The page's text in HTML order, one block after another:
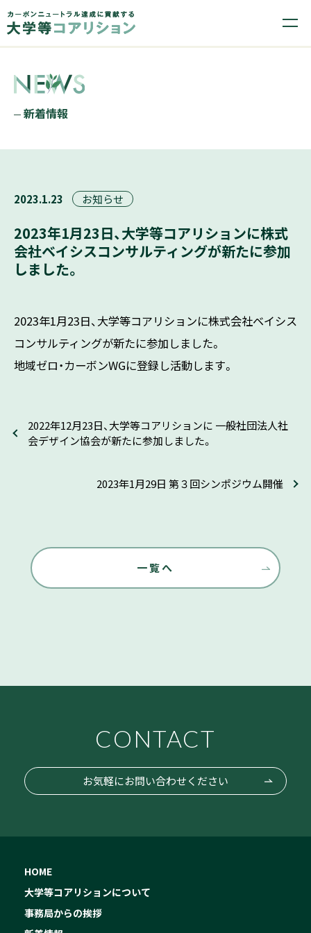
新着情報
2023.1.23 お知らせ
2023年1月23日、大学等コアリションに株式
会社ベイシスコンサルティングが新たに参加
しました。
2023年1月23日、大学等コアリションに株式会社ベイシス
コンサルティングが新たに参加しました。
地域ゼロ・カーボンWGに登録し活動します。
2022年12月23日、大学等コアリションに 一般社団法人社
会デザイン協会が新たに参加しました。
2023年1月29日 第３回シンポジウム開催
一覧へ
CONTACT
お気軽にお問い合わせください
HOME
大学等コアリションについて
事務局からの挨拶